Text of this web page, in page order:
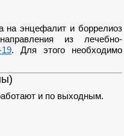
на энцефалит и боррелиоз
из лечебно-
19. Для этого необходимо
и по выходным.